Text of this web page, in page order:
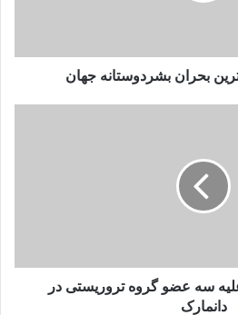
بشر افغانستان در گزارشی اعلام
و بیش از دو هزار زن نیز
کمیسیون حقوق بشر نشان داده
بحران بشردوستانه جهان
سه عضو گروه تروریستی در
دانمارک